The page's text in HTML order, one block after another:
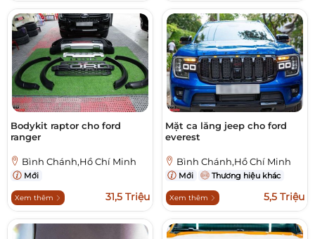
Bodykit raptor cho ford
ranger
Bình Chánh,Hồ Chí Minh
Mới
Xem thêm 31,5 Triệu
Mặt ca lăng jeep cho ford
everest
Bình Chánh,Hồ Chí Minh
Mới Thương hiệu khác
Xem thêm 5,5 Triệu